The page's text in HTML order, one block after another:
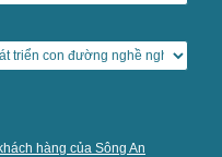
hàng của Sông An